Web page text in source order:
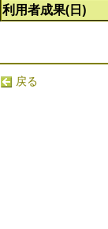
利用者成果(日)
戻る